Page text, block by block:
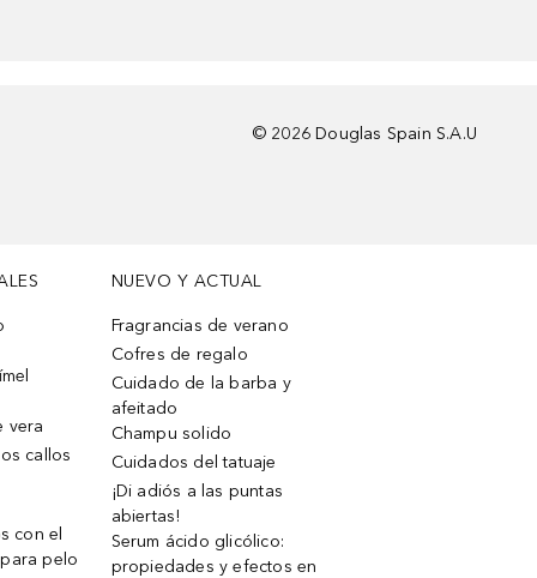
© 2026 Douglas Spain S.A.U
vera
callos
con el
pelo
NUEVO Y ACTUAL
Fragrancias de verano
Cofres de regalo
Cuidado de la barba y
afeitado
Champu solido
Cuidados del tatuaje
¡Di adiós a las puntas
abiertas!
Serum ácido glicólico:
propiedades y efectos en